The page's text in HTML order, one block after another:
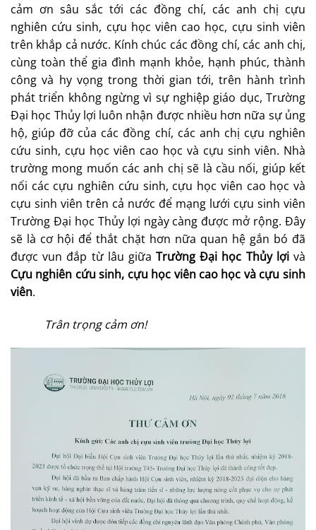
cảm ơn sâu sắc tới các đồng chí, các anh chị cựu
nghiên cứu sinh, cựu học viên cao học, cựu sinh viên
trên khắp cả nước. Kính chúc các đồng chí, các anh chị,
cùng toàn thể gia đình mạnh khỏe, hạnh phúc, thành
công và hy vọng trong thời gian tới, trên hành trình
phát triển không ngừng vì sự nghiệp giáo dục, Trường
Đại học Thủy lợi luôn nhận được nhiều hơn nữa sự ủng
hộ, giúp đỡ của các đồng chí, các anh chị cựu nghiên
cứu sinh, cựu học viên cao học và cựu sinh viên. Nhà
trường mong muốn các anh chị sẽ là cầu nối, giúp kết
nối các cựu nghiên cứu sinh, cựu học viên cao học và
cựu sinh viên trên cả nước để mạng lưới cựu sinh viên
Trường Đại học Thủy lợi ngày càng được mở rộng. Đây
sẽ là cơ hội để thắt chặt hơn nữa quan hệ gắn bó đã
được vun đắp từ lâu giữaTrường Đại học Thủy lợivà
Cựu nghiên cứu sinh, cựu học viên cao học và cựu sinh
viên.
Trân trọng cảm ơn!